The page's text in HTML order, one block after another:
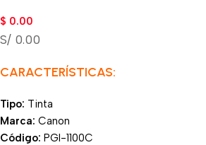
$ 0.00
S/ 0.00
CARACTERÍSTICAS:
Tipo: Tinta
Marca: Canon
Código: PGI-1100C